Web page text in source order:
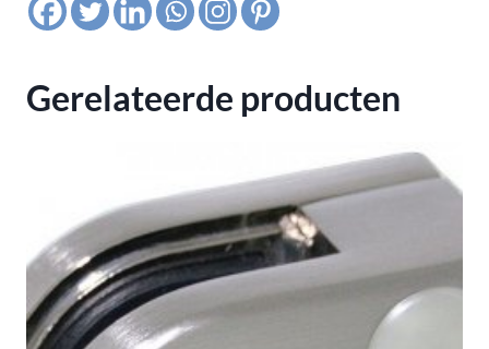
48,3x2,6
hoogglans
Gerelateerde producten